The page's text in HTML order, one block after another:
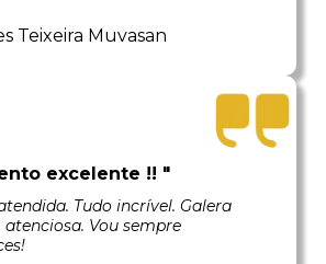
Teixeira Muvasan
excelente !! "
Tudo incrível. Galera
Vou sempre